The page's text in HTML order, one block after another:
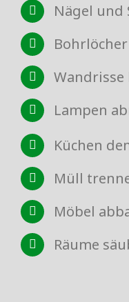
Nägel und
Lampen
Küchen
Müll
Möbel
Räume